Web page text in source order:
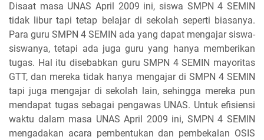
Disaat masa UNAS April 2009 ini, siswa SMPN 4 SEMIN
tidak libur tapi tetap belajar di sekolah seperti biasanya.
Para guru SMPN 4 SEMIN ada yang dapat mengajar siswa-
siswanya, tetapi ada juga guru yang hanya memberikan
tugas. Hal itu disebabkan guru SMPN 4 SEMIN mayoritas
GTT, dan mereka tidak hanya mengajar di SMPN 4 SEMIN
tapi juga mengajar di sekolah lain, sehingga mereka pun
mendapat tugas sebagai pengawas UNAS. Untuk efisiensi
waktu dalam masa UNAS April 2009 ini, SMPN 4 SEMIN
mengadakan acara pembentukan dan pembekalan OSIS